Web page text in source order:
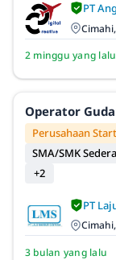
PT
2 minggu yang lalu
Operator
Perusahaan
SMA/SMK
+2
PT
3 bulan yang lalu